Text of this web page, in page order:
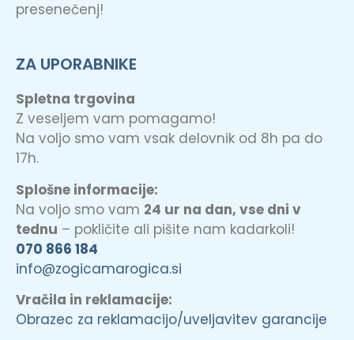
presenečenj!
ZA UPORABNIKE
Spletna trgovina
Z veseljem vam pomagamo!
Na voljo smo vam vsak delovnik od 8h pa do
17h.
Splošne informacije:
Na voljo smo vam 24 ur na dan, vse dni v
tednu – pokličite ali pišite nam kadarkoli!
070 866 184
info@zogicamarogica.si
Vračila in reklamacije:
Obrazec za reklamacijo/uveljavitev garancije